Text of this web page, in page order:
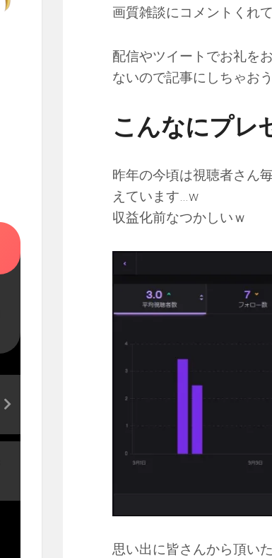
画質雑談にコメントくれ
配信やツイートでお礼を
ないので記事にしちゃお
こんなにプレ
昨年の今頃は視聴者さん
えています…‪w
収益化前なつかしいｗ
思い出に皆さんから頂い